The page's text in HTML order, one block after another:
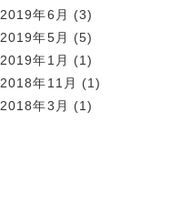
2019年6月
(3)
2019年5月
(5)
2019年1月
(1)
2018年11月
(1)
2018年3月
(1)